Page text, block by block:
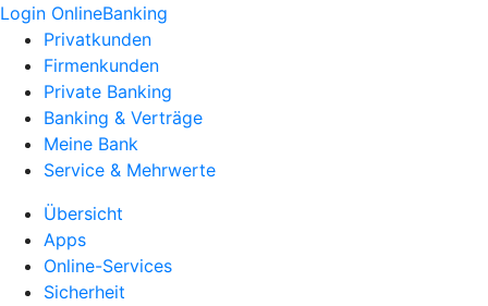
Login OnlineBanking
Privatkunden
Firmenkunden
Private Banking
Banking & Verträge
Meine Bank
Service & Mehrwerte
Übersicht
Apps
Online-Services
Sicherheit